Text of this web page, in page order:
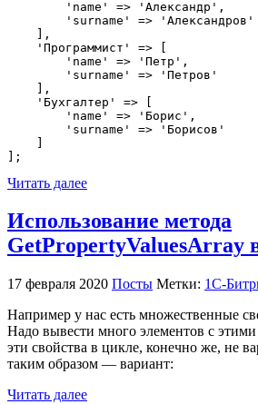
];
Читать далее
Использование метода
GetPropertyValuesArray
17 февраля 2020 Посты Метки: 1С-
Например у нас есть множественные
Надо вывести много элементов с
эти свойства в цикле, конечно же, не
таким образом — вариант:
Читать далее